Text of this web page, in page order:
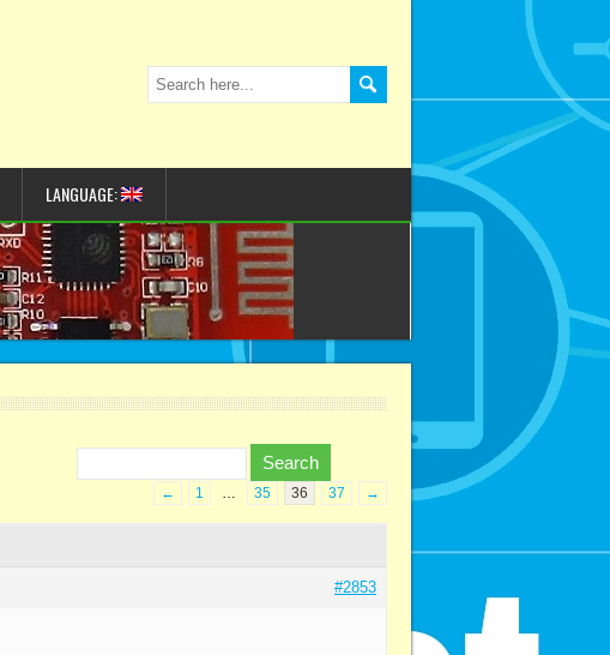
LANGUAGE:
← 1 … 35 36 37 →
#2853